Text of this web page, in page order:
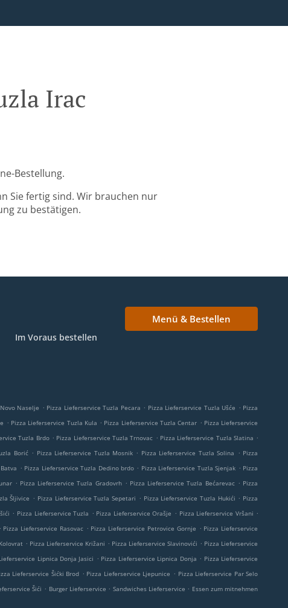
Irac
Bestellung.
Sie fertig sind. Wir brauchen nur
zu bestätigen.
Im Voraus bestellen
Menü & Bestellen
Naselje . Pizza Lieferservice Tuzla Pecara . Pizza Lieferservice Tuzla Ušće . Pizza
. Pizza Lieferservice Tuzla Kula . Pizza Lieferservice Tuzla Centar . Pizza Lieferservice
Tuzla Brdo . Pizza Lieferservice Tuzla Trnovac . Pizza Lieferservice Tuzla Slatina .
Borić . Pizza Lieferservice Tuzla Mosnik . Pizza Lieferservice Tuzla Solina . Pizza
. Pizza Lieferservice Tuzla Dedino brdo . Pizza Lieferservice Tuzla Sjenjak . Pizza
. Pizza Lieferservice Tuzla Gradovrh . Pizza Lieferservice Tuzla Bećarevac . Pizza
Šljivice . Pizza Lieferservice Tuzla Sepetari . Pizza Lieferservice Tuzla Hukići . Pizza
. Pizza Lieferservice Tuzla . Pizza Lieferservice Orašje . Pizza Lieferservice Vršani .
. Pizza Lieferservice Rasovac . Pizza Lieferservice Petrovice Gornje . Pizza Lieferservice
. Pizza Lieferservice Križani . Pizza Lieferservice Slavinovići . Pizza Lieferservice
Lipnica Donja Jasici . Pizza Lieferservice Lipnica Donja . Pizza Lieferservice
Lieferservice Šićki Brod . Pizza Lieferservice Ljepunice . Pizza Lieferservice Par Selo
Šići . Burger Lieferservice . Sandwiches Lieferservice . Essen zum mitnehmen